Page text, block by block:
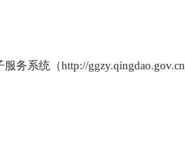
服务系统（http://ggzy.qingdao.gov.cn